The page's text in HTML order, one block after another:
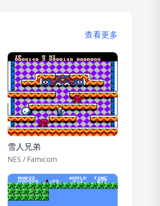
查看更多
雪人兄弟
NES / Famicom